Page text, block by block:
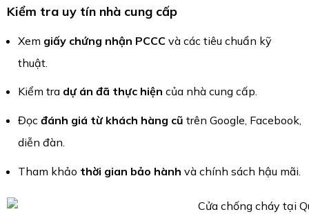
Kiểm tra uy tín nhà cung cấp
Xem giấy chứng nhận PCCC và các tiêu chuẩn kỹ
thuật.
Kiểm tra dự án đã thực hiện của nhà cung cấp.
Đọc đánh giá từ khách hàng cũ trên Google, Facebook,
diễn đàn.
Tham khảo thời gian bảo hành và chính sách hậu mãi.